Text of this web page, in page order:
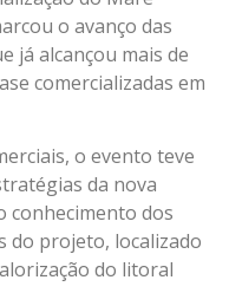
o avanço das
já alcançou mais de
comercializadas em
o evento teve
da nova
conhecimento dos
do projeto, localizado
do litoral